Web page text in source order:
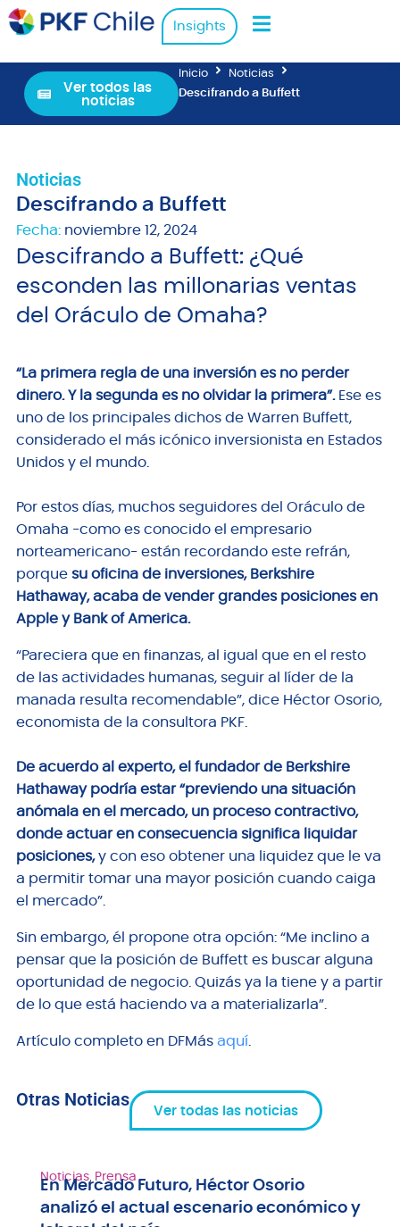
Insights
Ver todos las
noticias
Inicio
Noticias
Descifrando a Buffett
Noticias
Descifrando a Buffett
Fecha: noviembre 12, 2024
Descifrando a Buffett: ¿Qué
esconden las millonarias ventas
del Oráculo de Omaha?
“La primera regla de una inversión es no perder
dinero. Y la segunda es no olvidar la primera”.Ese es
uno de los principales dichos de Warren Buffett,
considerado el más icónico inversionista en Estados
Unidos y el mundo.
Por estos días, muchos seguidores del Oráculo de
Omaha -como es conocido el empresario
norteamericano- están recordando este refrán,
porque su oficina de inversiones, Berkshire
Hathaway, acaba de vender grandes posiciones en
Apple y Bank of America.
“Pareciera que en finanzas, al igual que en el resto
de las actividades humanas, seguir al líder de la
manada resulta recomendable”, dice Héctor Osorio,
economista de la consultora PKF.
De acuerdo al experto, el fundador de Berkshire
Hathaway podría estar “previendo una situación
anómala en el mercado, un proceso contractivo,
donde actuar en consecuencia significa liquidar
posiciones,y con eso obtener una liquidez que le va
a permitir tomar una mayor posición cuando caiga
el mercado”.
Sin embargo, él propone otra opción: “Me inclino a
pensar que la posición de Buffett es buscar alguna
oportunidad de negocio. Quizás ya la tiene y a partir
de lo que está haciendo va a materializarla”.
Artículo completo en DFMás aquí.
Otras Noticias
Ver todas las noticias
Noticias, Prensa
En Mercado Futuro, Héctor Osorio
analizó el actual escenario económico y